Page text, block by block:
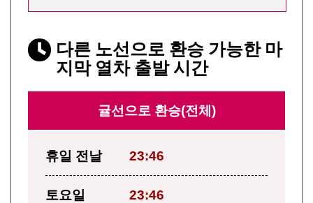
다른 노선으로 환승 가능한 마
지막 열차 출발 시간
귤선으로 환승(전체)
휴일 전날 23:46
토요일 23:46